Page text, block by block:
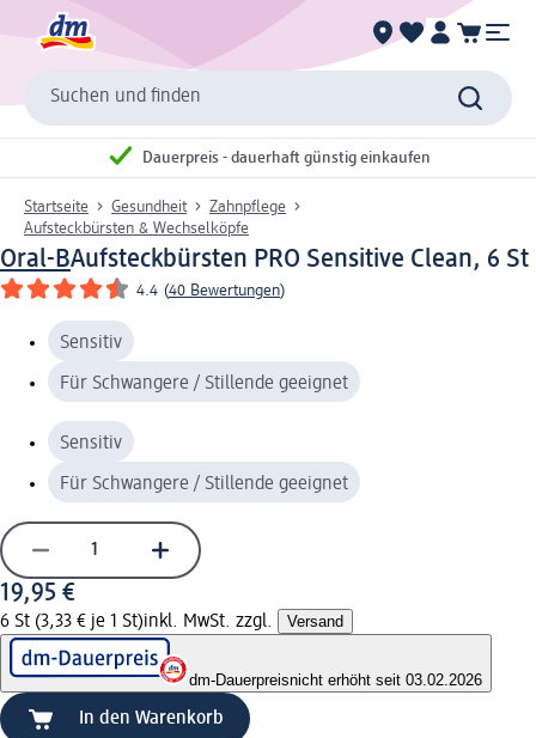
Suchen und finden
Dauerpreis - dauerhaft günstig einkaufen
Startseite Gesundheit
Zahnpflege
Aufsteckbürsten & Wechselköpfe
Oral-BAufsteckbürsten PRO Sensitive Clean, 6 St
4.4 (40 Bewertungen)
Sensitiv
Für Schwangere / Stillende geeignet
Sensitiv
Für Schwangere / Stillende geeignet
19,95 €
6 St (3,33 € je 1 St)inkl. MwSt. zzgl. Versand
dm-Dauerpreisnicht erhöht seit 03.02.2026
In den Warenkorb